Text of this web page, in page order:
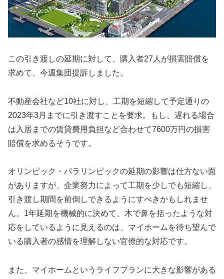
この引き渡しの延期に対して、購入者27人が損害賠償を
求めて、今週集団提訴しました。
不動産会社など10社に対し、工期を短縮して予定通りの
2023年3月までに引き渡すことを要求。もし、遅れる場合
は入居までの賃貸費用負担など合わせて7600万円の損害
賠償を求めるそうです。
オリンピック・パラリンピックの延期の影響は仕方ない面
がありますが、企業努力によって工期を少しでも短縮し、
引き渡し期間を前倒しできるようにすべきかもしれませ
ん。1年延期を機械的に決めて、木で鼻を括ったような対
応をしているように見えるのは、マイホームを待ち望んで
いる購入者の感情を理解しない官僚的な対応です。
また、マイホームというライフプランに大きな影響がある